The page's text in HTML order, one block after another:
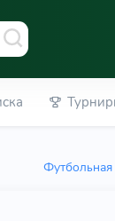
Футбольная